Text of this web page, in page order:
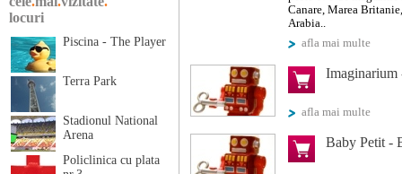
locuri
Piscina - The Player
Terra Park
Stadionul National
Arena
Policlinica cu plata
Canare, Marea
Arabia..
afla mai multe
Imaginarium
afla mai multe
Baby Petit -